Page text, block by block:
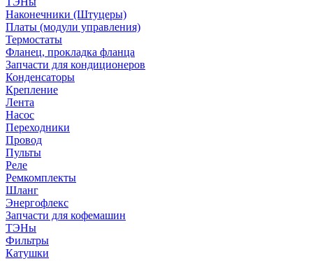
Наконечники (Штуцеры)
Платы (модули управления)
Термостаты
Фланец, прокладка фланца
Запчасти для кондиционеров
Конденсаторы
Крепление
Лента
Насос
Переходники
Провод
Пульты
Реле
Ремкомплекты
Шланг
Энергофлекс
Запчасти для кофемашин
ТЭНы
Фильтры
Катушки